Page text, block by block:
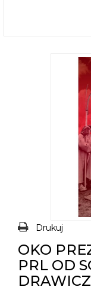
Drukuj
OKO
PRL OD